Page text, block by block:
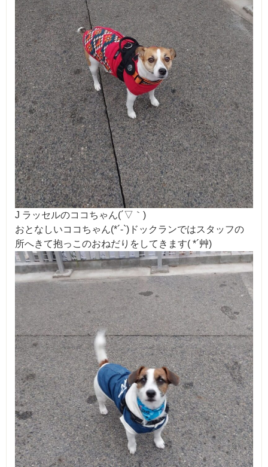
J ラッセルのココちゃん(´▽｀)
おとなしいココちゃん(*´-`)ドックランではスタッフの
所へきて抱っこのおねだりをしてきます( *´艸)